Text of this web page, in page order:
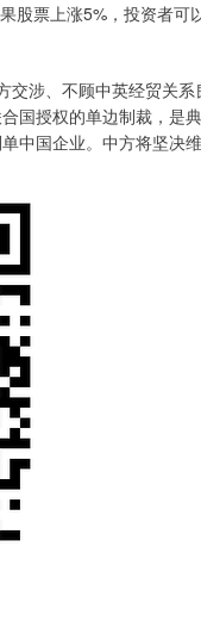
股票上涨5%，投资者可
涉、不顾中英经贸关系
国授权的单边制裁，是
中国企业。中方将坚决